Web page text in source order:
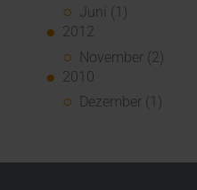
Juni (1)
2012
November (2)
2010
Dezember (1)